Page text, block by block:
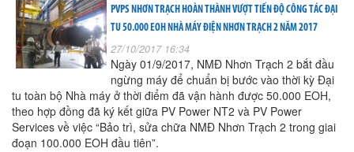
PVPS NHƠN TRẠCH HOÀN THÀNH VƯỢT TIẾN ĐỘ CÔNG TÁC ĐẠI
TU 50.000 EOH NHÀ MÁY ĐIỆN NHƠN TRẠCH 2 NĂM 2017
27/10/2017 16:34
Ngày 01/9/2017, NMĐ Nhơn Trạch 2 bắt đầu
ngừng máy để chuẩn bị bước vào thời kỳ Đại
tu toàn bộ Nhà máy ở thời điểm đã vận hành được 50.000 EOH,
theo hợp đồng đã ký kết giữa PV Power NT2 và PV Power
Services về việc “Bảo trì, sửa chữa NMĐ Nhơn Trạch 2 trong giai
đoạn 100.000 EOH đầu tiên”.